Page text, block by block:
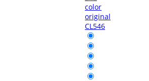
color
original
CL546